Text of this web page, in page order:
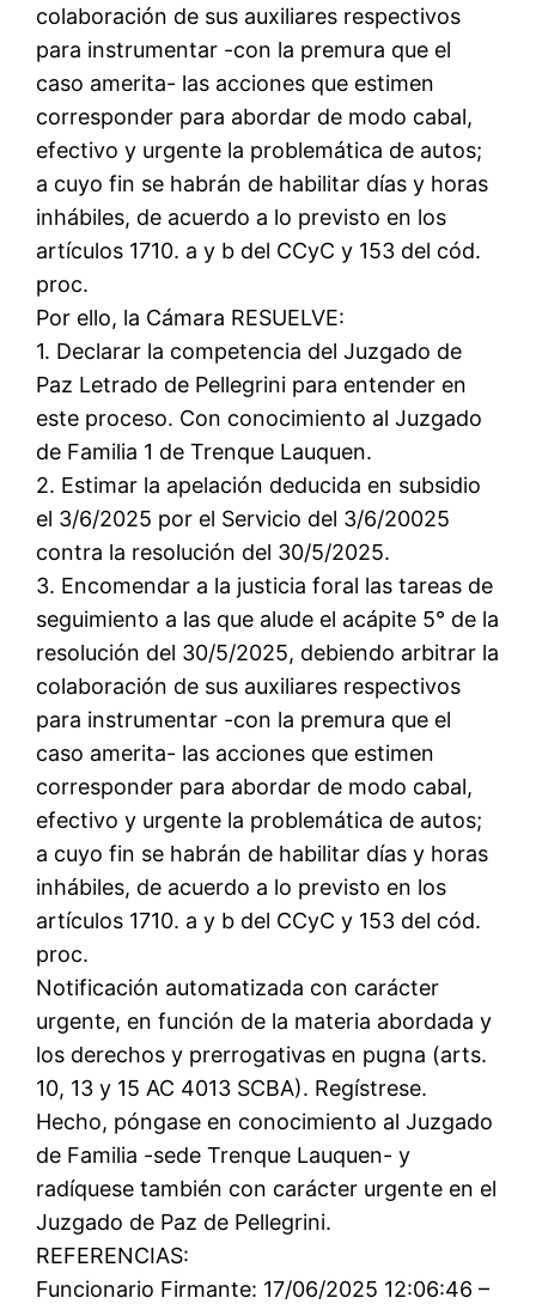
colaboración de sus auxiliares respectivos
para instrumentar -con la premura que el
caso amerita- las acciones que estimen
corresponder para abordar de modo cabal,
efectivo y urgente la problemática de autos;
a cuyo fin se habrán de habilitar días y horas
inhábiles, de acuerdo a lo previsto en los
artículos 1710. a y b del CCyC y 153 del cód.
proc.
Por ello, la Cámara RESUELVE:
1. Declarar la competencia del Juzgado de
Paz Letrado de Pellegrini para entender en
este proceso. Con conocimiento al Juzgado
de Familia 1 de Trenque Lauquen.
2. Estimar la apelación deducida en subsidio
el 3/6/2025 por el Servicio del 3/6/20025
contra la resolución del 30/5/2025.
3. Encomendar a la justicia foral las tareas de
seguimiento a las que alude el acápite 5° de la
resolución del 30/5/2025, debiendo arbitrar la
colaboración de sus auxiliares respectivos
para instrumentar -con la premura que el
caso amerita- las acciones que estimen
corresponder para abordar de modo cabal,
efectivo y urgente la problemática de autos;
a cuyo fin se habrán de habilitar días y horas
inhábiles, de acuerdo a lo previsto en los
artículos 1710. a y b del CCyC y 153 del cód.
proc.
Notificación automatizada con carácter
urgente, en función de la materia abordada y
los derechos y prerrogativas en pugna (arts.
10, 13 y 15 AC 4013 SCBA). Regístrese.
Hecho, póngase en conocimiento al Juzgado
de Familia -sede Trenque Lauquen- y
radíquese también con carácter urgente en el
Juzgado de Paz de Pellegrini.
REFERENCIAS:
Funcionario Firmante: 17/06/2025 12:06:46 –